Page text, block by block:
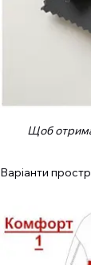
Щоб
Варіанти